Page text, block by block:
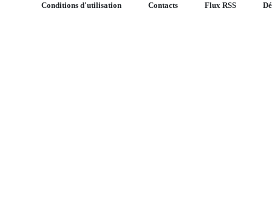
Conditions d'utilisation Contacts Flux RSS